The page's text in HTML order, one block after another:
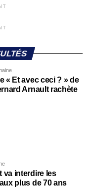
« Et avec ceci ? » de
Arnault rachète
va interdire les
plus de 70 ans